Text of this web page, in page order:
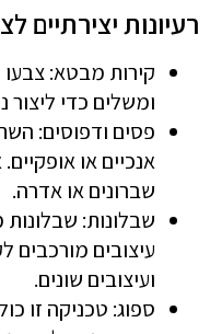
רעיונות יצירתיים
קירות מבטא:
ומשלים כדי ליצור
פסים ודפוסים:
אנכיים או
שברונים או אדרה.
שבלונות:
עיצובים מורכבים
ועיצובים שונים.
ספוג: טכניקה זו